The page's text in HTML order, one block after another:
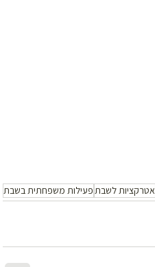
אטרקציות לשבתפעילות משפחתית בשבת